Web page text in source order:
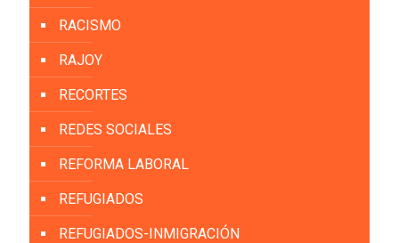
RACISMO
RAJOY
RECORTES
REDES SOCIALES
REFORMA LABORAL
REFUGIADOS
REFUGIADOS-INMIGRACIÓN